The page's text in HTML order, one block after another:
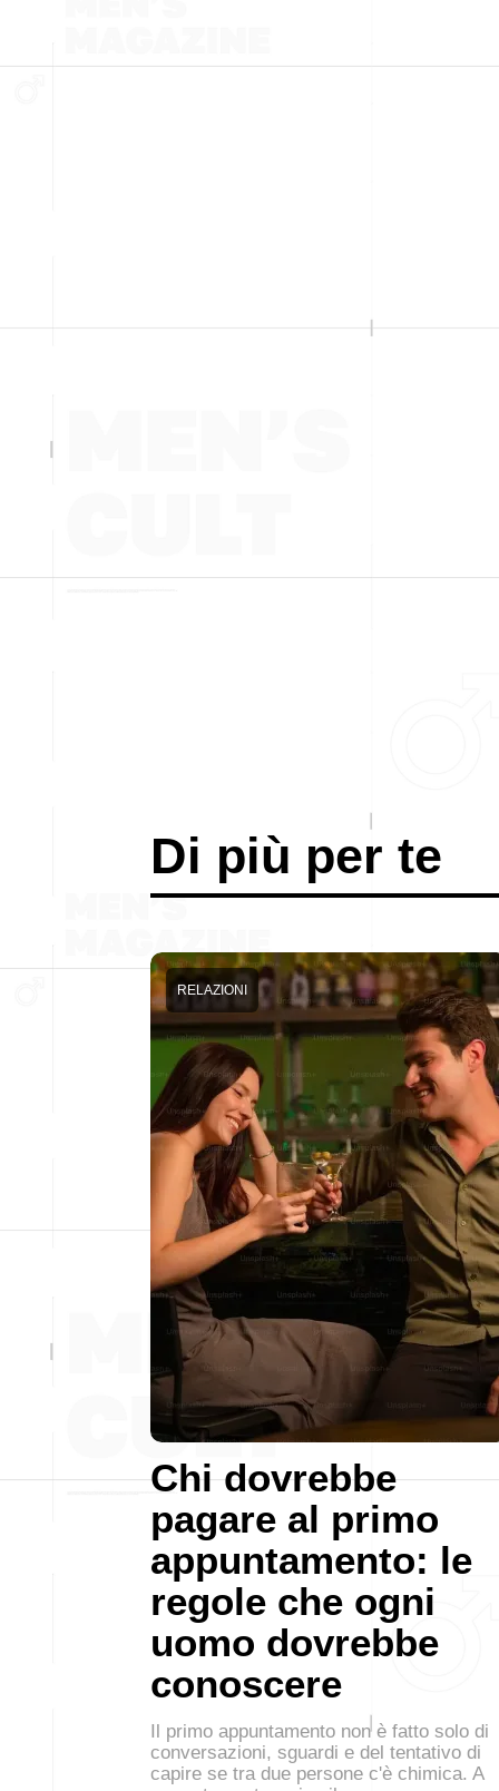
Di più per te
Chi dovrebbe
pagare al primo
appuntamento: le
regole che ogni
uomo dovrebbe
conoscere
RELAZIONI
Il primo appuntamento non è fatto solo di
conversazioni, sguardi e del tentativo di
capire se tra due persone c'è chimica. A